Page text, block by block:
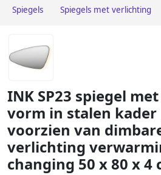
Spiegels Spiegels met verlichting
INK SP23 spiegel
vorm in stalen kader
voorzien van
verlichting
changing 50 x 80 x 4